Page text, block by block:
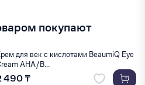
покупают
для век с кислотами BeaumiQ Eye
AHA/B...
490 ₸